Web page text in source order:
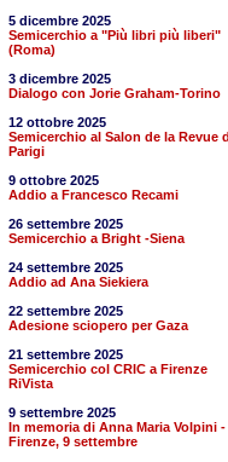
5 dicembre 2025
Semicerchio a "Più libri più liberi"
(Roma)
3 dicembre 2025
Dialogo con Jorie Graham-Torino
12 ottobre 2025
Semicerchio al Salon de la Revue
Parigi
9 ottobre 2025
Addio a Francesco Recami
26 settembre 2025
Semicerchio a Bright -Siena
24 settembre 2025
Addio ad Ana Siekiera
22 settembre 2025
Adesione sciopero per Gaza
21 settembre 2025
Semicerchio col CRIC a Firenze
RiVista
9 settembre 2025
In memoria di Anna Maria Volpini -
Firenze, 9 settembre